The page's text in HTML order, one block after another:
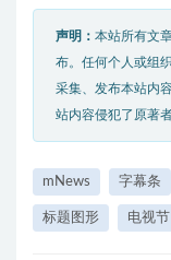
声明： 本站所有文
布。任何个人或组
采集、发布本站内
站内容侵犯了原著
mNews 字幕条
标题图形 电视节